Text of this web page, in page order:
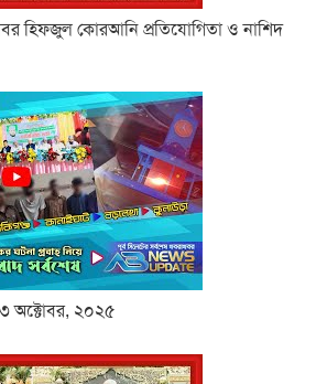
হিফজুল কোরআনি প্রতিযোগিতা ও নাশিদ
অক্টোবর, ২০২৫